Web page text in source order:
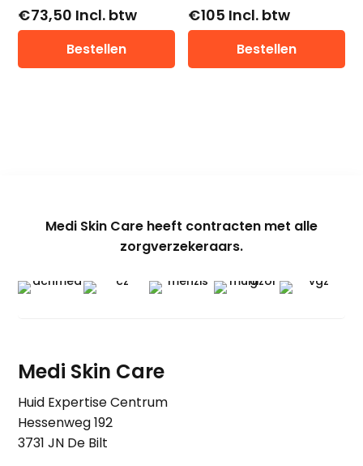
€73,50 Incl. btw
Bestellen
€105 Incl. btw
Bestellen
Medi Skin Care heeft contracten met alle
zorgverzekeraars.
Medi Skin Care
Huid Expertise Centrum
Hessenweg 192
3731 JN De Bilt